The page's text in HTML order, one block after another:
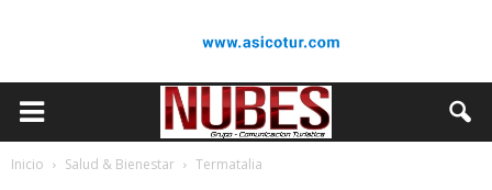
Inicio Salud & Bienestar Termatalia